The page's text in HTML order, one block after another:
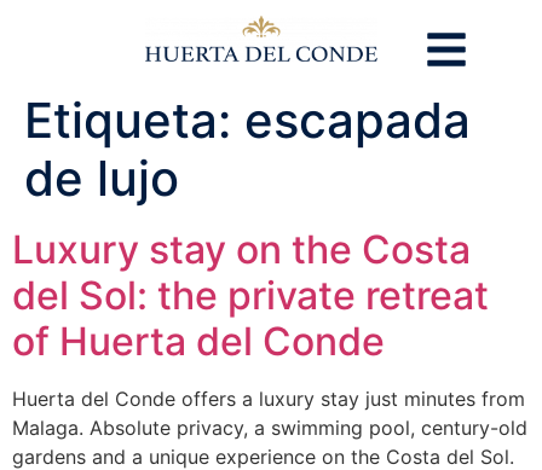
Etiqueta: escapada
de lujo
Luxury stay on the Costa
del Sol: the private retreat
of Huerta del Conde
Huerta del Conde offers a luxury stay just minutes from
Malaga. Absolute privacy, a swimming pool, century-old
gardens and a unique experience on the Costa del Sol.